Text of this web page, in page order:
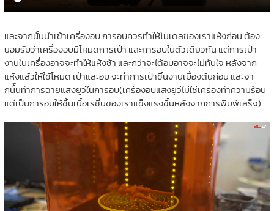
และจากนั้นนำเข้าเครื่องอบ การอบควรทำให้โมเดลของเราแห้งก่อน ต้อง
ยอมรับว่าเครื่องอบมีโหมดการเป่า และการอบในตัวเดียวกัน แต่การเป่า
งานในเครื่องอาจจะทำให้แห้งช้า และกว่าจะได้อบอาจจะไม่ทันใจ หลังจาก
แห้งแล้วให้ใช้โหมด เป่าและอบ จะทำการเป่าชิ้นงานเบื้องต้นก่อน และจา
กนั้ันทำการฉายแสงยูวีในการอบ(เครื่องอบแสงยูวีไม่ใช่เครื่องทำความร้อน
แต่เป็นการอบให้ชิ้นเนื้อเรซิ่นของเราแข็งแรงขึ้นหลังจากการพิมพ์เสร็จ)